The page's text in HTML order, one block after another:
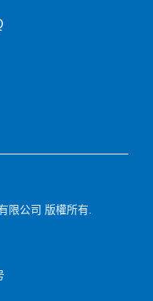
限公司 版權所有.